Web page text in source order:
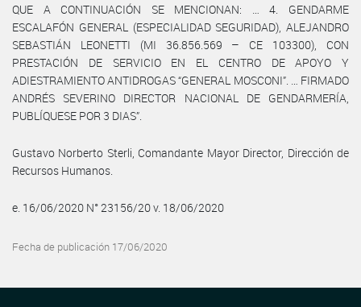
QUE A CONTINUACIÓN SE MENCIONAN: … 4. GENDARME
ESCALAFÓN GENERAL (ESPECIALIDAD SEGURIDAD), ALEJANDRO
SEBASTIÁN LEONETTI (MI 36.856.569 – CE 103300), CON
PRESTACIÓN DE SERVICIO EN EL CENTRO DE APOYO Y
ADIESTRAMIENTO ANTIDROGAS “GENERAL MOSCONI”. … FIRMADO
ANDRÉS SEVERINO DIRECTOR NACIONAL DE GENDARMERÍA,
PUBLÍQUESE POR 3 DIAS”.
Gustavo Norberto Sterli, Comandante Mayor Director, Dirección de
Recursos Humanos.
e. 16/06/2020 N° 23156/20 v. 18/06/2020
Fecha de publicación 17/06/2020